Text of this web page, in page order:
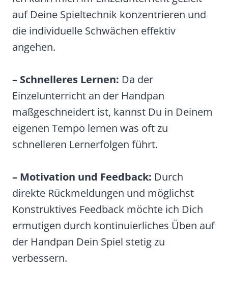
auf Deine Spieltechnik konzentrieren und
die individuelle Schwächen effektiv
angehen.
– Schnelleres Lernen: Da der
Einzelunterricht an der Handpan
maßgeschneidert ist, kannst Du in Deinem
eigenen Tempo lernen was oft zu
schnelleren Lernerfolgen führt.
– Motivation und Feedback: Durch
direkte Rückmeldungen und möglichst
Konstruktives Feedback möchte ich Dich
ermutigen durch kontinuierliches Üben auf
der Handpan Dein Spiel stetig zu
verbessern.